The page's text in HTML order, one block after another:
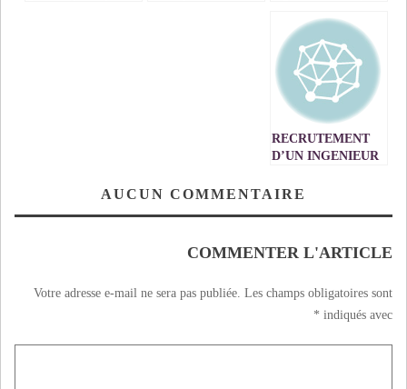
RECRUTEMENT
D’UN INGENIEUR
AUCUN COMMENTAIRE
COMMENTER L'ARTICLE
Votre adresse e-mail ne sera pas publiée. Les champs obligatoires sont
indiqués avec
*